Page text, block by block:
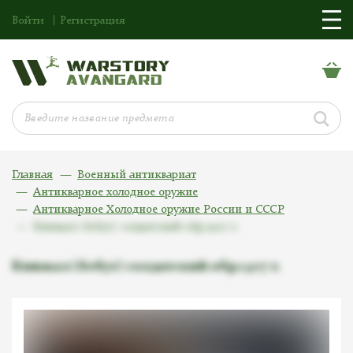
Войти Регистрация
Главная
Военный антиквариат
Антикварное холодное оружие
Антикварное Холодное оружие России и СССР
Кинжал (бебут) солдатский обр.1907 г.